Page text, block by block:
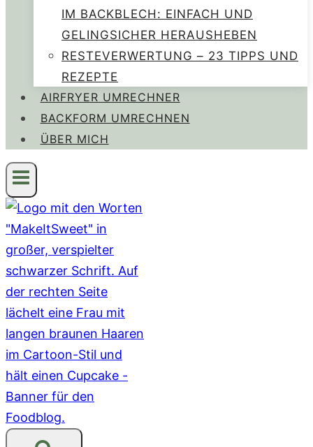
IM BACKBLECH: EINFACH UND
GELINGSICHER HERAUSHEBEN
RESTEVERWERTUNG – 23 TIPPS UND
REZEPTE
AIRFRYER UMRECHNER
BACKFORM UMRECHNEN
ÜBER MICH